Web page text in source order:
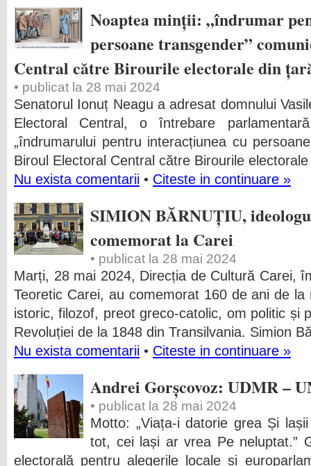
Noaptea minții: „îndrumar
persoane transgender”
Central către Birourile electorale din
• publicat la 28 mai 2024
Senatorul Ionuț Neagu a adresat domnului
Electoral Central, o întrebare
„îndrumarului pentru interacțiunea cu
Biroul Electoral Central către Birourile
Nu exista comentarii • Citeste in continuare »
SIMION BĂRNUȚIU,
comemorat la Carei
• publicat la 28 mai 2024
Marți, 28 mai 2024, Direcția de Cultură Carei,
Teoretic Carei, au comemorat 160 de ani de
istoric, filozof, preot greco-catolic, om politic și
Revoluției de la 1848 din Transilvania. Simion
Nu exista comentarii • Citeste in continuare »
Andrei Gorșcovoz: UDMR –
• publicat la 28 mai 2024
Motto: „Viața-i datorie grea Și
tot, cei lași ar vrea Pe neluptat.”
electorală pentru alegerile locale și